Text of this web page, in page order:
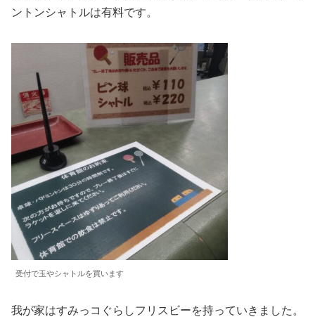
ントンシャトルは有料です。
受付で玉やシャトルを買います
我が家はすみっコぐらしフリスビーを持っていきました。